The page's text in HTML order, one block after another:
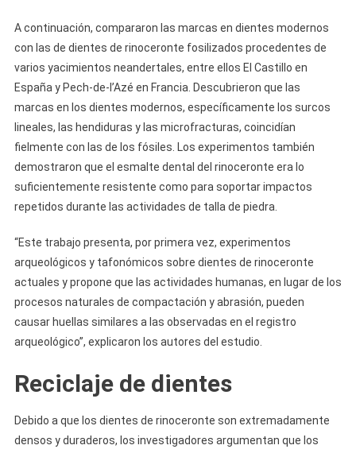
A continuación, compararon las marcas en dientes modernos
con las de dientes de rinoceronte fosilizados procedentes de
varios yacimientos neandertales, entre ellos El Castillo en
España y Pech-de-l’Azé en Francia. Descubrieron que las
marcas en los dientes modernos, específicamente los surcos
lineales, las hendiduras y las microfracturas, coincidían
fielmente con las de los fósiles. Los experimentos también
demostraron que el esmalte dental del rinoceronte era lo
suficientemente resistente como para soportar impactos
repetidos durante las actividades de talla de piedra.
“Este trabajo presenta, por primera vez, experimentos
arqueológicos y tafonómicos sobre dientes de rinoceronte
actuales y propone que las actividades humanas, en lugar de los
procesos naturales de compactación y abrasión, pueden
causar huellas similares a las observadas en el registro
arqueológico”, explicaron los autores del estudio.
Reciclaje de dientes
Debido a que los dientes de rinoceronte son extremadamente
densos y duraderos, los investigadores argumentan que los